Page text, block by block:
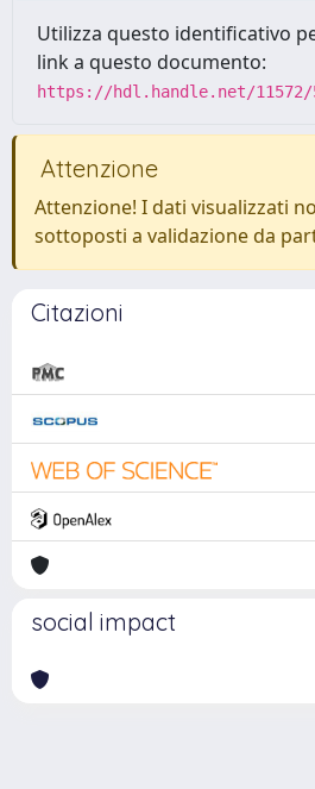
Utilizza questo identificativo
link a questo documento:
https://hdl.handle.net/11572/
Attenzione
Attenzione! I dati visualizzati
sottoposti a validazione da
Citazioni
social impact